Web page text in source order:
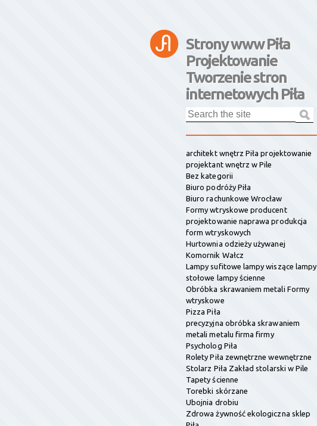
Strony www Piła
Projektowanie
Tworzenie stron
internetowych Piła
architekt wnętrz Piła projektowanie
projektant wnętrz w Pile
Bez kategorii
Biuro podróży Piła
Biuro rachunkowe Wrocław
Formy wtryskowe producent
projektowanie naprawa produkcja
form wtryskowych
Hurtownia odzieży używanej
Komornik Wałcz
Lampy sufitowe lampy wiszące lampy
stołowe lampy ścienne
Obróbka skrawaniem metali Formy
wtryskowe
Pizza Piła
precyzyjna obróbka skrawaniem
metali metalu firma firmy
Psycholog Piła
Rolety Piła zewnętrzne wewnętrzne
Stolarz Piła Zakład stolarski w Pile
Tapety ścienne
Torebki skórzane
Ubojnia drobiu
Zdrowa żywność ekologiczna sklep